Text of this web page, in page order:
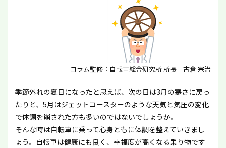
コラム監修：自転車総合研究所 所長 古倉 宗治
季節外れの夏日になったと思えば、次の日は3月の寒さに戻っ
たりと、5月はジェットコースターのような天気と気圧の変化
で体調を崩された方も多いのではないでしょうか。
そんな時は自転車に乗って心身ともに体調を整えていきまし
ょう。自転車は健康にも良く、幸福度が高くなる乗り物です